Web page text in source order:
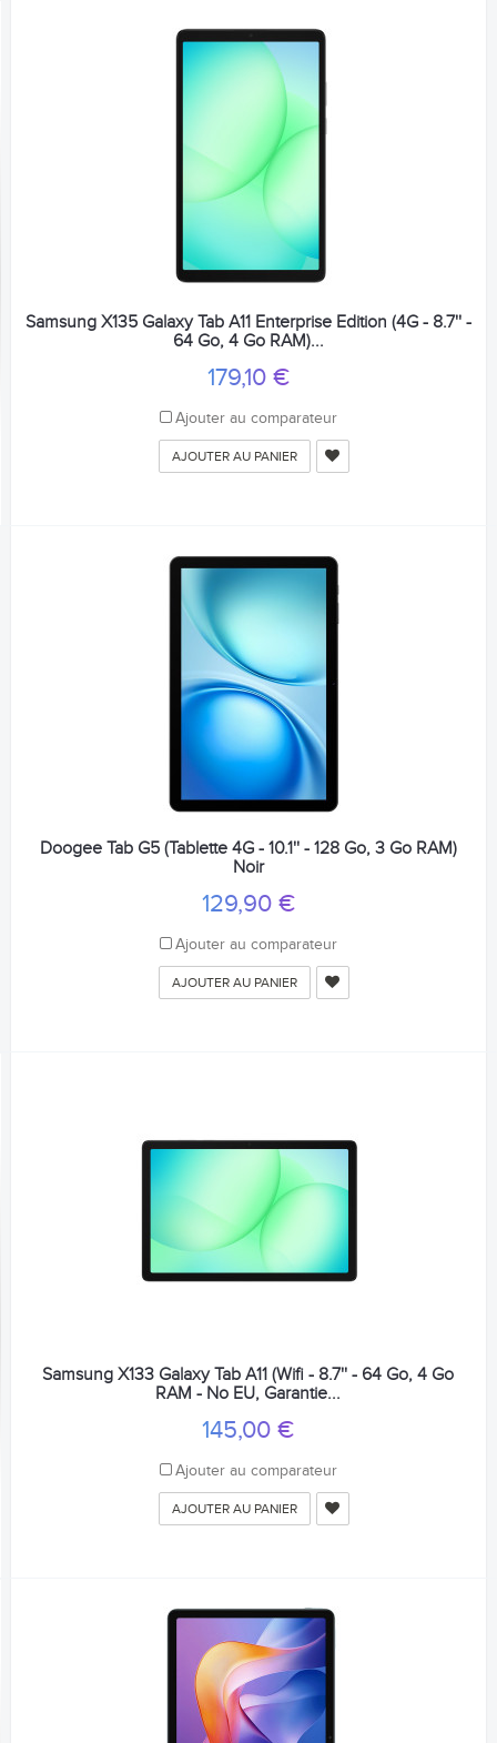
Samsung X135 Galaxy Tab A11 Enterprise Edition (4G - 8.7'' -
64 Go, 4 Go RAM)...
179,10 €
Ajouter au comparateur
AJOUTER AU PANIER
Doogee Tab G5 (Tablette 4G - 10.1'' - 128 Go, 3 Go RAM)
Noir
129,90 €
Ajouter au comparateur
AJOUTER AU PANIER
Samsung X133 Galaxy Tab A11 (Wifi - 8.7'' - 64 Go, 4 Go
RAM - No EU, Garantie...
145,00 €
Ajouter au comparateur
AJOUTER AU PANIER